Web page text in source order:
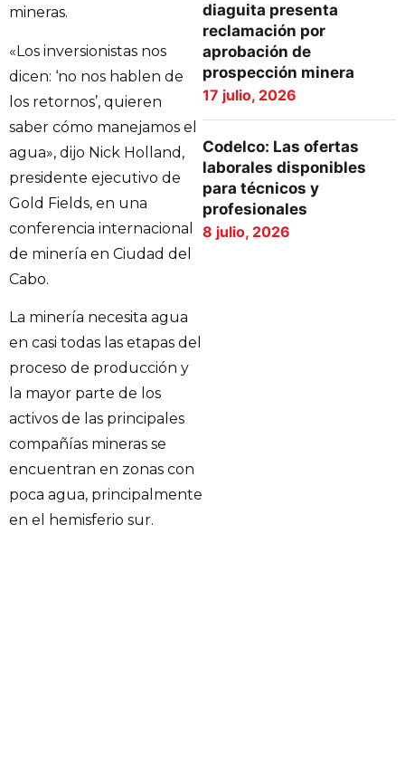
mineras.
«Los inversionistas nos
dicen: ‘no nos hablen de
los retornos’, quieren
saber cómo manejamos el
agua», dijo Nick Holland,
presidente ejecutivo de
Gold Fields, en una
conferencia internacional
de minería en Ciudad del
Cabo.
La minería necesita agua
en casi todas las etapas del
proceso de producción y
la mayor parte de los
activos de las principales
compañías mineras se
encuentran en zonas con
poca agua, principalmente
en el hemisferio sur.
diaguita presenta
reclamación por
aprobación de
prospección minera
17 julio, 2026
Codelco: Las ofertas
laborales disponibles
para técnicos y
profesionales
8 julio, 2026